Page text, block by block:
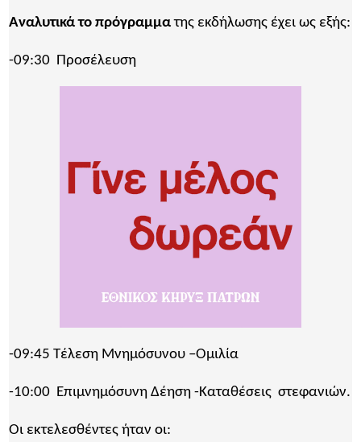
Αναλυτικά το πρόγραμματης εκδήλωσης έχει ως εξής:
-09:30 Προσέλευση
-09:45 Τέλεση Μνημόσυνου –Ομιλία
-10:00 Επιμνημόσυνη Δέηση -Καταθέσεις στεφανιών.
Οι εκτελεσθέντες ήταν οι: